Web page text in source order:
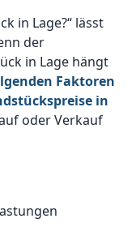
in Lage?“ lässt
der
in Lage hängt
Faktoren
in
oder Verkauf